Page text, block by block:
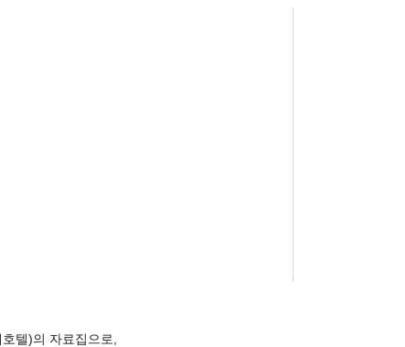
텔)의 자료집으로,